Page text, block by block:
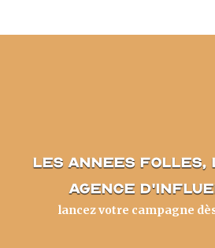
les annees folles,
agence
lancez votre campagne